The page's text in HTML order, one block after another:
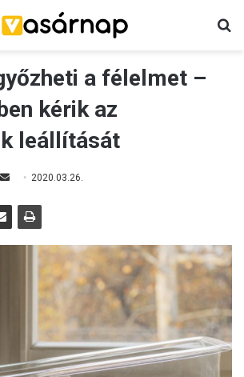
a félelmet –
kérik az
leállítását
l
2020.03.26.